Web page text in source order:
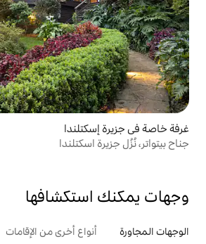
متوسط التقييم 4.92 من 5، 12 مراجعات
4.92 (12)
أخرى من الإقامات أبرز المعالم القريبة